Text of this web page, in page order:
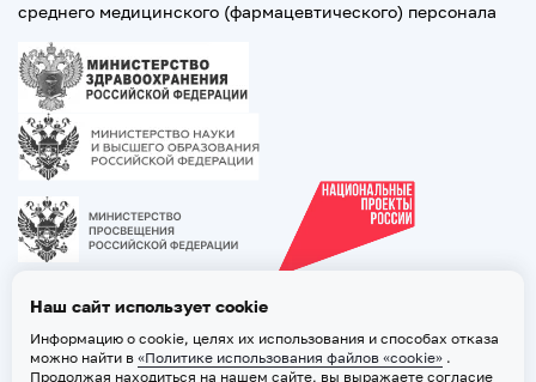
среднего медицинского (фармацевтического) персонала
Наш сайт использует cookie
Информацию о cookie, целях их использования и способах отказа
можно найти в «Политике использования файлов «cookie» .
Продолжая находиться на нашем сайте, вы выражаете согласие